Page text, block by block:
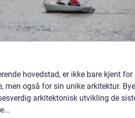
hovedstad, er ikke bare kjent
men også for sin unike arkitektur.
arkitektonisk utvikling de